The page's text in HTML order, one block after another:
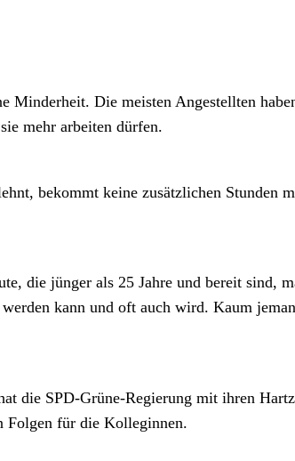
Die meisten Angestellten
mehr arbeiten dürfen.
bekommt keine zusätzlichen Stunden
die jünger als 25 Jahre und bereit sind,
kann und oft auch wird. Kaum
die SPD-Grüne-Regierung mit ihren
Folgen für die Kolleginnen.